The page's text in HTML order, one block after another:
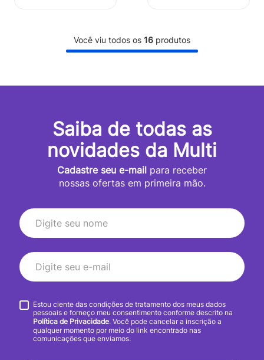
Você viu todos os 16 produtos
Saiba de todas as
novidades da Multi
Cadastre seu e-mail para receber
nossas ofertas em primeira mão.
Estou ciente das condições de tratamento dos meus dados
pessoais e forneço meu consentimento conforme descrito na
Política de Privacidade. Você pode cancelar a inscrição a
qualquer momento por meio do link encontrado nas
comunicações que enviamos.